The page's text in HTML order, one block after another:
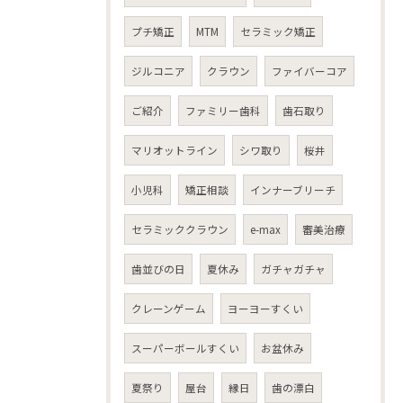
プチ矯正 MTM セラミック矯正
ジルコニア クラウン ファイバーコア
ご紹介 ファミリー歯科 歯石取り
マリオットライン シワ取り 桜井
小児科 矯正相談 インナーブリーチ
セラミッククラウン e-max 審美治療
歯並びの日 夏休み ガチャガチャ
クレーンゲーム ヨーヨーすくい
スーパーボールすくい お盆休み
夏祭り 屋台 縁日 歯の漂白